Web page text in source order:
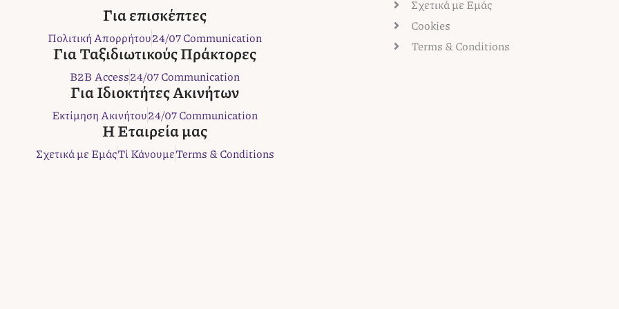
e
b
o
o
k
i
t
t
e
r
s
t
a
g
r
a
m
n
t
e
r
e
s
t
e
r
Για επισκέπτες
Πολιτική Απορρήτου24/07 Communication
Για Ταξιδιωτικούς Πράκτορες
B2B Access24/07 Communication
Για Ιδιοκτήτες Ακινήτων
Εκτίμηση Ακινήτου24/07 Communication
Η Εταιρεία μας
Σχετικά με ΕμάςΤί ΚάνουμεTerms & Conditions
Σχετικά με Εμάς
Cookies
Terms & Conditions